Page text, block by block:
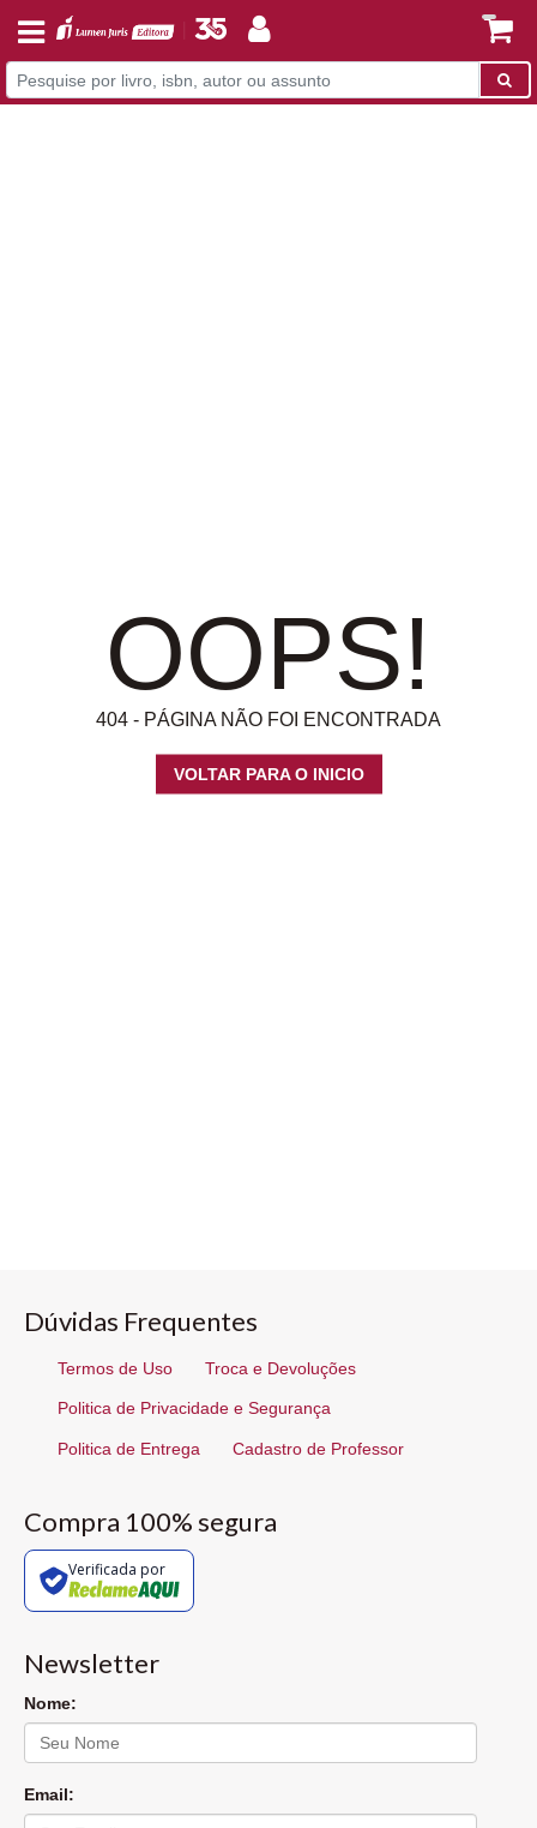
OOPS!
404 - PÁGINA NÃO FOI ENCONTRADA
VOLTAR PARA O INICIO
Dúvidas Frequentes
Termos de Uso Troca e Devoluções
Politica de Privacidade e Segurança
Politica de Entrega Cadastro de Professor
Compra 100% segura
Verificada por
Newsletter
Nome:
Email: